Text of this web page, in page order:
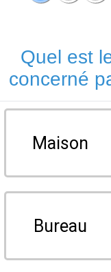
Quel est
concerné
Maison
Bureau